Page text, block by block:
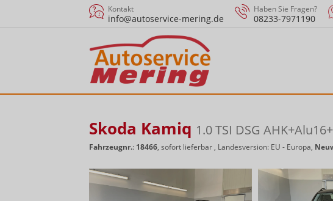
Kontakt
info@autoservice-mering.de
Haben Sie Fragen?
08233-7971190
Skoda Kamiq 1.0 TSI DSG
Fahrzeugnr.: 18466, sofort lieferbar , Landesversion: EU - Europa,